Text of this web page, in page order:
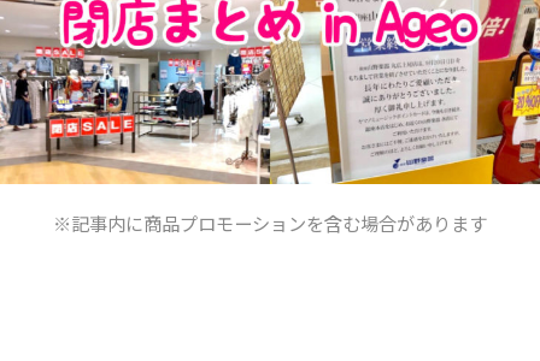
※記事内に商品プロモーションを含む場合があります